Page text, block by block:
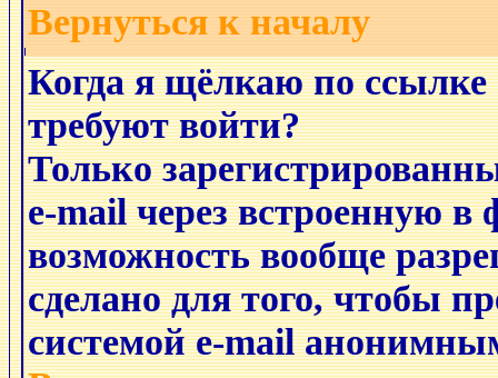
Вернуться к началу
Когда я щёлкаю по
требуют войти?
Только
e-mail через встроенную в
возможность вообще
сделано для того, чтобы
системой e-mail